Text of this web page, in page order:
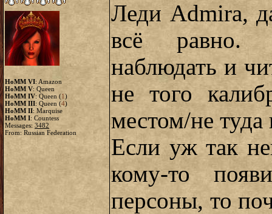
HoMM VI: Amazon
HoMM V: Queen
HoMM IV: Queen (1)
HoMM III: Queen (4)
HoMM II: Marquise
HoMM I: Countess
Messages: 3482
From: Russian Federation
Леди Admira,
всё равно.
наблюдать и
не того
местом/не туда
Если уж так
кому-то
персоны, то